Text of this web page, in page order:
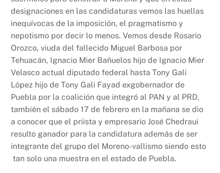
designaciones en las candidaturas vemos las huellas
inequívocas de la imposición, el pragmatismo y
nepotismo por decir lo menos. Vemos desde Rosario
Orozco, viuda del fallecido Miguel Barbosa por
Tehuacán, Ignacio Mier Bañuelos hijo de Ignacio Mier
Velasco actual diputado federal hasta Tony Gali
López hijo de Tony Gali Fayad exgobernador de
Puebla por la coalición que integró al PAN y al PRD,
también el sábado 17 de febrero en la mañana se dio
a conocer que el priista y empresario José Chedraui
resulto ganador para la candidatura además de ser
integrante del grupo del Moreno-vallismo siendo esto
tan solo una muestra en el estado de Puebla.